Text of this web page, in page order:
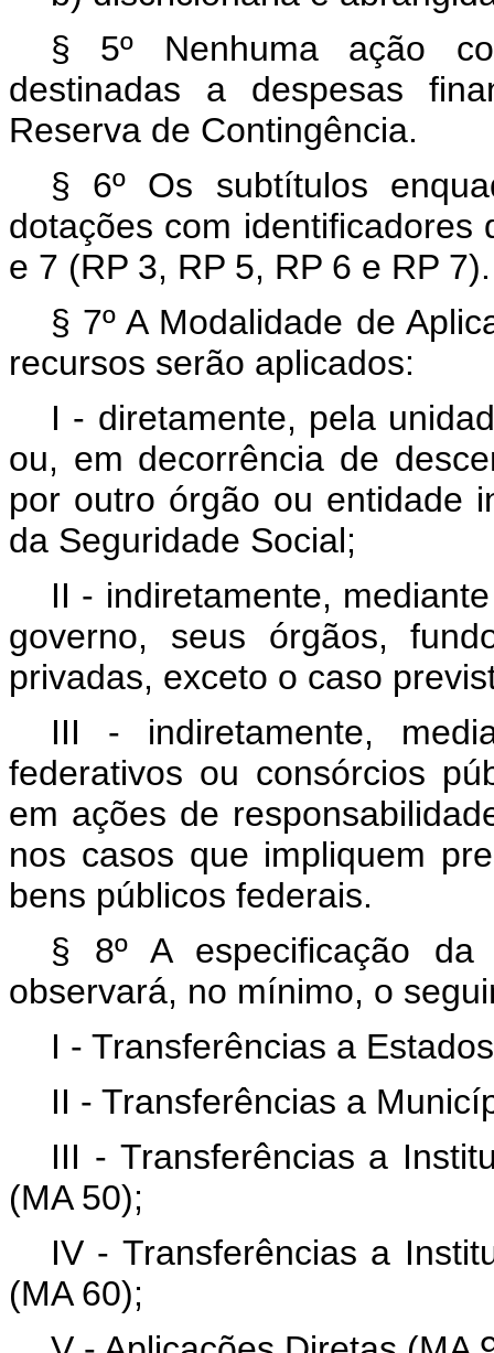
§ 5º Nenhuma ação
destinadas a despesas
Reserva de Contingência.
§ 6º Os subtítulos
dotações com
e 7 (RP 3, RP 5, RP 6 e RP 7).
§ 7º A Modalidade de
recursos serão aplicados:
I - diretamente, pela
ou, em decorrência de
por outro órgão ou entidade
da Seguridade Social;
II - indiretamente,
governo, seus órgãos,
privadas, exceto o caso
III - indiretamente,
federativos ou consórcios
em ações de
nos casos que impliquem
bens públicos federais.
§ 8º A especificação
observará, no mínimo, o
I - Transferências a
II - Transferências a
III - Transferências a
(MA 50);
IV - Transferências a
(MA 60);